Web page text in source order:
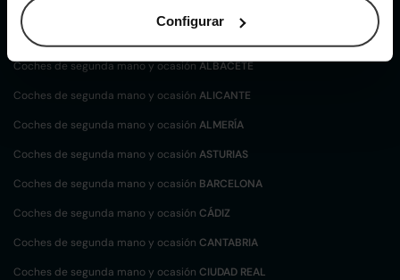
Configurar
Coches de segunda mano y ocasión por
localización
Coches de segunda mano y ocasiónALBACETE
Coches de segunda mano y ocasión ALICANTE
Coches de segunda mano y ocasión ALMERÍA
Coches de segunda mano y ocasión ASTURIAS
Coches de segunda mano y ocasión BARCELONA
Coches de segunda mano y ocasión CÁDIZ
Coches de segunda mano y ocasión CANTABRIA
Coches de segunda mano y ocasión CIUDAD REAL